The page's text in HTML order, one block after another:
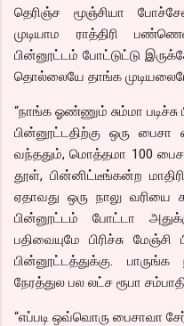
தெரிஞ்ச மூஞ்சியா
முடியாம ராத்திரி
பின்னூட்டம் போட்டுட்டு
தொல்லையே தாங்க
“நாங்க ஓண்ணும் சும்மா
பின்னூட்டதிற்கு ஒரு
வந்ததும், மொத்தமா 100
தூள், பின்னிட்டீங்கன்ற
ஏதாவது ஒரு நாலு
பின்னூட்டம் போட்டா
பதிவையுமே பிரிச்சு
பின்னூட்டத்துக்கு.
நேரத்துல பல லட்ச ரூபா
“எப்படி ஒவ்வொரு பைசாவா